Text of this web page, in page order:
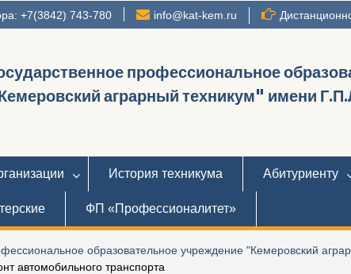
+7(3842) 743-780 info@kat-kem.ru
профессиональное
аграрный техникум" имени
История техникума Абитуриенту
ФП «Профессионалитет»
образовательное учреждение "Кемеровский
автомобильного транспорта